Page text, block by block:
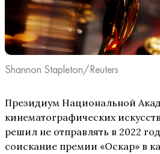
Shannon Stapleton/Reuters
Президиум Национальной
кинематографических
решил не отправлять в 2022
соискание премии «Оскар» в